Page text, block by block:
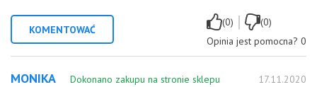
KOMENTOWAĆ
(0) |
(0)
Opinia jest pomocna? 0
MONIKA Dokonano zakupu na stronie sklepu 17.11.2020